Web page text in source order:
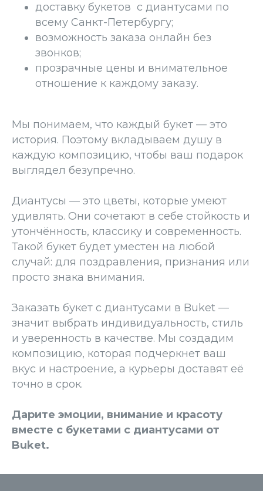
доставку букетов с диантусами по
всему Санкт-Петербургу;
возможность заказа онлайн без
звонков;
прозрачные цены и внимательное
отношение к каждому заказу.
Мы понимаем, что каждый букет — это
история. Поэтому вкладываем душу в
каждую композицию, чтобы ваш подарок
выглядел безупречно.
Диантусы — это цветы, которые умеют
удивлять. Они сочетают в себе стойкость и
утончённость, классику и современность.
Такой букет будет уместен на любой
случай: для поздравления, признания или
просто знака внимания.
Заказать букет с диантусами в Buket —
значит выбрать индивидуальность, стиль
и уверенность в качестве. Мы создадим
композицию, которая подчеркнет ваш
вкус и настроение, а курьеры доставят её
точно в срок.
Дарите эмоции, внимание и красоту
вместе с букетами с диантусами от
Buket.